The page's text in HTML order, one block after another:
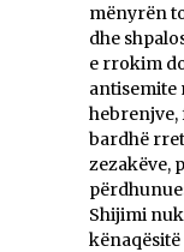
mënyrën
dhe
e rrokim
antisemite
hebrenjve,
bardhë
zezakëve,
Shijimi
kënaqësitë